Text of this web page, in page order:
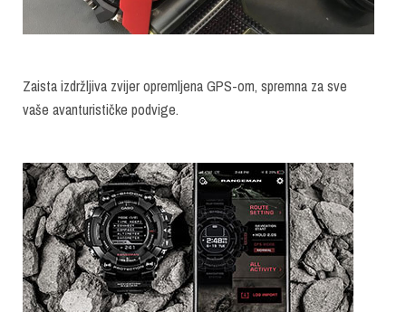
Zaista izdržljiva zvijer opremljena GPS-om, spremna za sve
vaše avanturističke podvige.